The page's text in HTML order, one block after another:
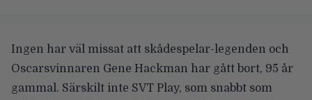
Ingen har väl missat att skådespelar-legenden och
Oscarsvinnaren Gene Hackman har gått bort, 95 år
gammal. Särskilt inte SVT Play, som snabbt som